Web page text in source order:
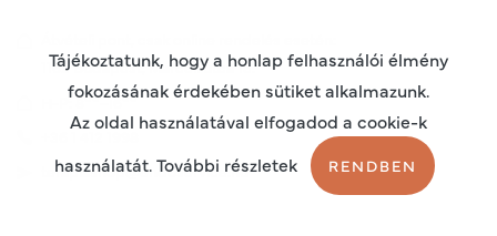
1162 Budapest, Marcell utca 15.
H-P: 800–1600
+36 1 412 1998
terapiashop@endoservice.hu
Tájékoztatunk, hogy a honlap felhasználói élmény
fokozásának érdekében sütiket alkalmazunk.
Az oldal használatával elfogadod a cookie-k
használatát. További részletek
RENDBEN